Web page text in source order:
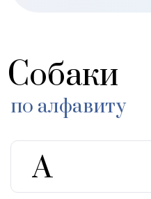
Собаки
по алфавиту